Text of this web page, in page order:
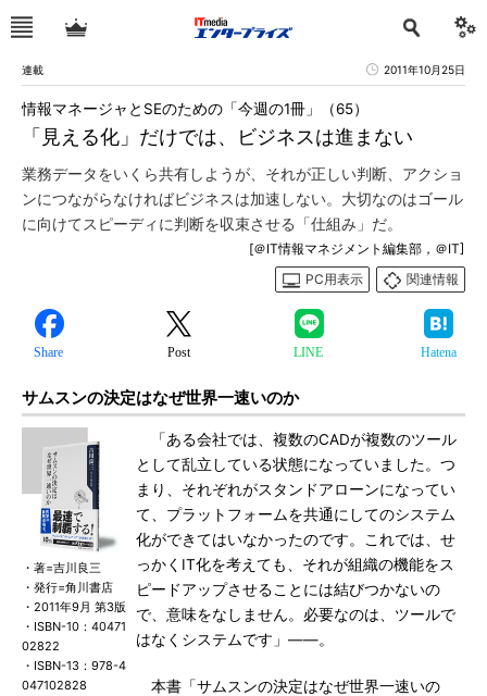
連載 2011年10月25日
「見える化」だけでは、ビジネスは進まない
情報マネージャとSEのための「今週の1冊」（65）
業務データをいくら共有しようが、それが正しい判断、アクショ
ンにつながらなければビジネスは加速しない。大切なのはゴール
に向けてスピーディに判断を収束させる「仕組み」だ。
[＠IT情報マネジメント編集部，＠IT]
PC用表示
関連情報
Share Post LINE Hatena
サムスンの決定はなぜ世界一速いのか
・著=吉川良三
・発行=角川書店
・2011年9月 第3版
・ISBN-10：40471
02822
・ISBN-13：978-4
047102828
「ある会社では、複数のCADが複数のツール
として乱立している状態になっていました。つ
まり、それぞれがスタンドアローンになってい
て、プラットフォームを共通にしてのシステム
化ができてはいなかったのです。これでは、せ
っかくIT化を考えても、それが組織の機能をス
ピードアップさせることには結びつかないの
で、意味をなしません。必要なのは、ツールで
はなくシステムです」――。
本書「サムスンの決定はなぜ世界一速いの